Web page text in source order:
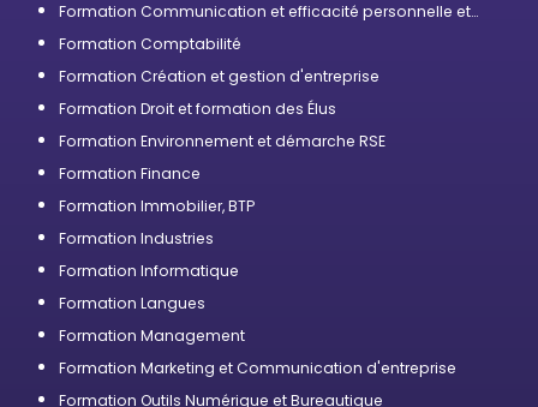
Formation Communication et efficacité personnelle et
Formation Comptabilité
Formation Création et gestion d'entreprise
Formation Droit et formation des Élus
Formation Environnement et démarche RSE
Formation Finance
Formation Immobilier, BTP
Formation Industries
Formation Informatique
Formation Langues
Formation Management
Formation Marketing et Communication d'entreprise
Formation Outils Numérique et Bureautique